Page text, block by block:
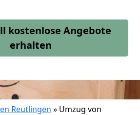
kostenlose Angebote
erhalten
Reutlingen » Umzug von